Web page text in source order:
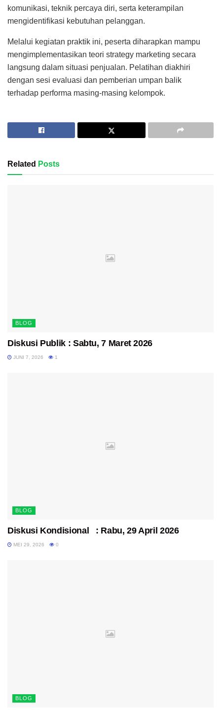
komunikasi, teknik percaya diri, serta keterampilan
mengidentifikasi kebutuhan pelanggan.
Melalui kegiatan praktik ini, peserta diharapkan mampu
mengimplementasikan teori strategy marketing secara
langsung dalam situasi penjualan. Pelatihan diakhiri
dengan sesi evaluasi dan pemberian umpan balik
terhadap performa masing-masing kelompok.
Related Posts
BLOG
Diskusi Publik : Sabtu, 7 Maret 2026
JUNI 7, 2026 1
BLOG
Diskusi Kondisional : Rabu, 29 April 2026
MEI 29, 2026 0
BLOG